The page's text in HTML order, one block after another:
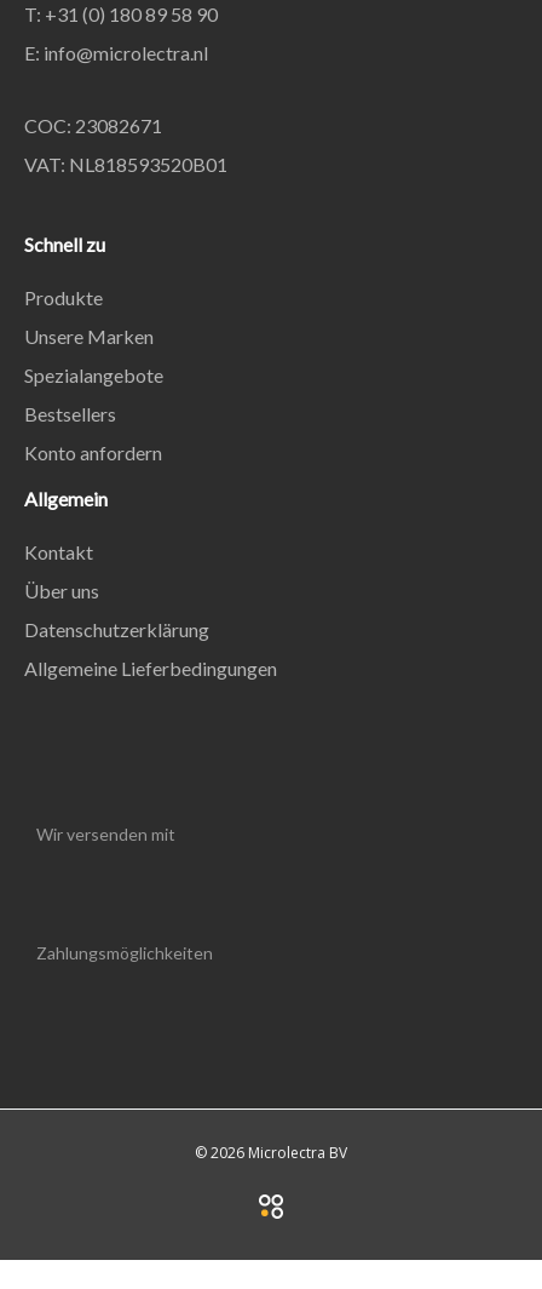
T: +31 (0) 180 89 58 90
E: info@microlectra.nl
COC: 23082671
VAT: NL818593520B01
Schnell zu
Produkte
Unsere Marken
Spezialangebote
Bestsellers
Konto anfordern
Allgemein
Kontakt
Über uns
Datenschutzerklärung
Allgemeine Lieferbedingungen
Wir versenden mit
Zahlungsmöglichkeiten
© 2026 Microlectra BV